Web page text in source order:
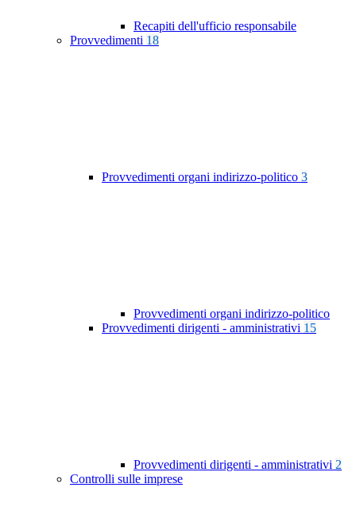
Recapiti dell'ufficio responsabile
Provvedimenti 18
Provvedimenti organi indirizzo-politico 3
Provvedimenti organi indirizzo-politico
Provvedimenti dirigenti - amministrativi 15
Provvedimenti dirigenti - amministrativi 2
Controlli sulle imprese